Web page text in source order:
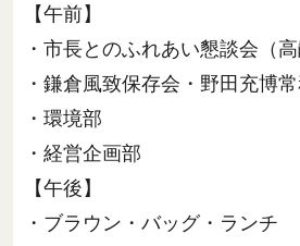
【午前】
・市長とのふれあい懇談会（
・鎌倉風致保存会・野田充博
・環境部
・経営企画部
【午後】
・ブラウン・バッグ・ランチ